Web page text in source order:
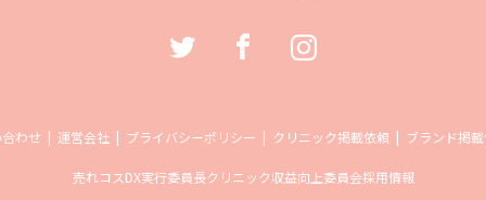
わせ 運営会社 プライバシーポリシー クリニック掲載依頼 ブランド掲
売れコスDX実行委員長クリニック収益向上委員会採用情報